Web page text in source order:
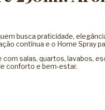
busca praticidade,
contínua e o Home Spray
salas, quartos, lavabos,
conforto e bem-estar.